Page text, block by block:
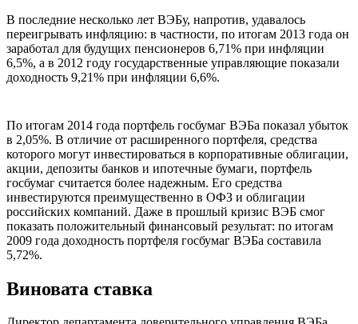
В последние несколько лет ВЭБу, напротив, удавалось
переигрывать инфляцию: в частности, по итогам 2013 года он
заработал для будущих пенсионеров 6,71% при инфляции
6,5%, а в 2012 году государственные управляющие показали
доходность 9,21% при инфляции 6,6%.
По итогам 2014 года портфель госбумаг ВЭБа показал убыток
в 2,05%. В отличие от расширенного портфеля, средства
которого могут инвестироваться в корпоративные облигации,
акции, депозиты банков и ипотечные бумаги, портфель
госбумаг считается более надежным. Его средства
инвестируются преимущественно в ОФЗ и облигации
российских компаний. Даже в прошлый кризис ВЭБ смог
показать положительный финансовый результат: по итогам
2009 года доходность портфеля госбумаг ВЭБа составила
5,72%.
Виновата ставка